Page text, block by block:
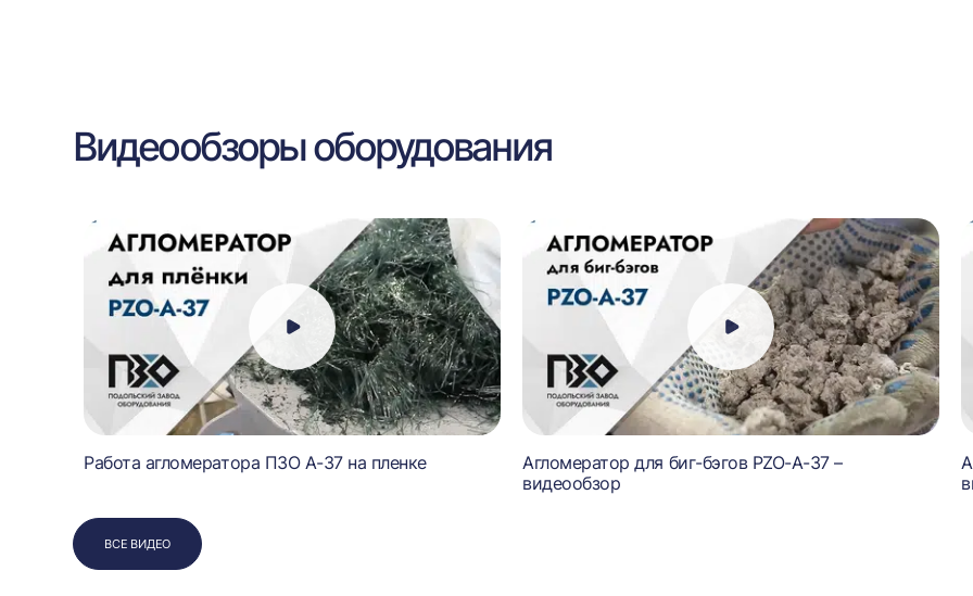
Видеообзоры оборудования
Работа агломератора ПЗО А-37 на пленке
Агломератор для биг-бэгов PZO-А-37 –
видеообзор
ВСЕ ВИДЕО